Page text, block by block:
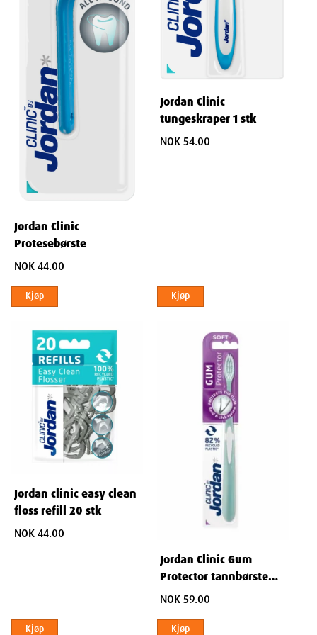
pakke på 20 refillhoder har du alltid enkel tilgang til ren tanntråd
for en sunnere munn og tannkjøtt.
Egenskaper
Navn: Jordan clinic easy clean floss refill 20 stk
Leverandør
Varenummer
Ikke oppgitt.
Dimensjoner
Width
Height
Weight
Jordan Clinic
Protesebørste
NOK 44.00
Kjøp
Jordan Clinic
tungeskraper 1 stk
NOK 54.00
Kjøp
Jordan clinic easy clean
floss refill 20 stk
NOK 44.00
Kjøp
Jordan Clinic Gum
Protector tannbørste
soft 1stk
NOK 59.00
Kjøp